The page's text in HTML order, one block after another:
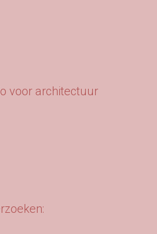
voor architectuur